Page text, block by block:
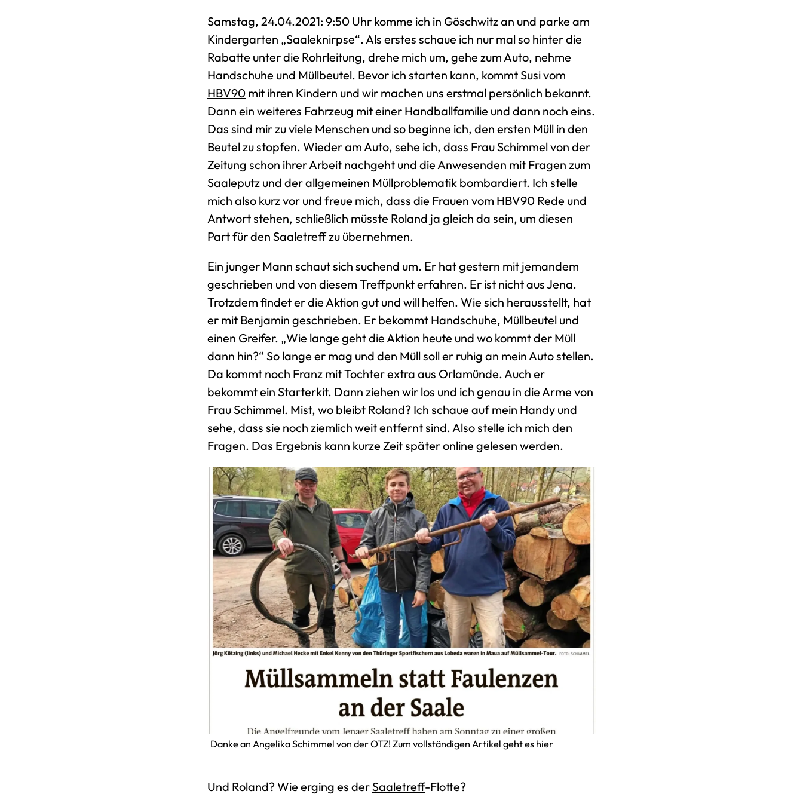
Samstag, 24.04.2021: 9:50 Uhr komme ich in Göschwitz an und parke am
Kindergarten „Saaleknirpse“. Als erstes schaue ich nur mal so hinter die
Rabatte unter die Rohrleitung, drehe mich um, gehe zum Auto, nehme
Handschuhe und Müllbeutel. Bevor ich starten kann, kommt Susi vom
HBV90 mit ihren Kindern und wir machen uns erstmal persönlich bekannt.
Dann ein weiteres Fahrzeug mit einer Handballfamilie und dann noch eins.
Das sind mir zu viele Menschen und so beginne ich, den ersten Müll in den
Beutel zu stopfen. Wieder am Auto, sehe ich, dass Frau Schimmel von der
Zeitung schon ihrer Arbeit nachgeht und die Anwesenden mit Fragen zum
Saaleputz und der allgemeinen Müllproblematik bombardiert. Ich stelle
mich also kurz vor und freue mich, dass die Frauen vom HBV90 Rede und
Antwort stehen, schließlich müsste Roland ja gleich da sein, um diesen
Part für den Saaletreff zu übernehmen.
Ein junger Mann schaut sich suchend um. Er hat gestern mit jemandem
geschrieben und von diesem Treffpunkt erfahren. Er ist nicht aus Jena.
Trotzdem findet er die Aktion gut und will helfen. Wie sich herausstellt, hat
er mit Benjamin geschrieben. Er bekommt Handschuhe, Müllbeutel und
einen Greifer. „Wie lange geht die Aktion heute und wo kommt der Müll
dann hin?“ So lange er mag und den Müll soll er ruhig an mein Auto stellen.
Da kommt noch Franz mit Tochter extra aus Orlamünde. Auch er
bekommt ein Starterkit. Dann ziehen wir los und ich genau in die Arme von
Frau Schimmel. Mist, wo bleibt Roland? Ich schaue auf mein Handy und
sehe, dass sie noch ziemlich weit entfernt sind. Also stelle ich mich den
Fragen. Das Ergebnis kann kurze Zeit später online gelesen werden.
Danke an Angelika Schimmel von der OTZ! Zum vollständigen Artikel geht es hier
Und Roland? Wie erging es derSaaletreff-Flotte?